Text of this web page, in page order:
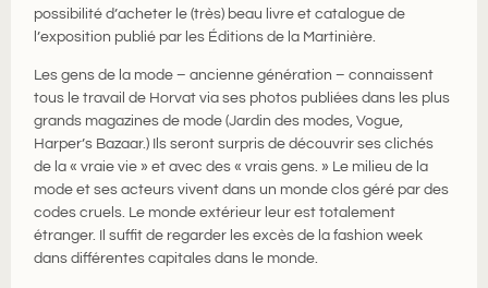
possibilité d’acheter le (très) beau livre et catalogue de
l’exposition publié par les Éditions de la Martinière.
Les gens de la mode – ancienne génération – connaissent
tous le travail de Horvat via ses photos publiées dans les plus
grands magazines de mode (Jardin des modes, Vogue,
Harper’s Bazaar.) Ils seront surpris de découvrir ses clichés
de la « vraie vie » et avec des « vrais gens. » Le milieu de la
mode et ses acteurs vivent dans un monde clos géré par des
codes cruels. Le monde extérieur leur est totalement
étranger. Il suffit de regarder les excès de la fashion week
dans différentes capitales dans le monde.